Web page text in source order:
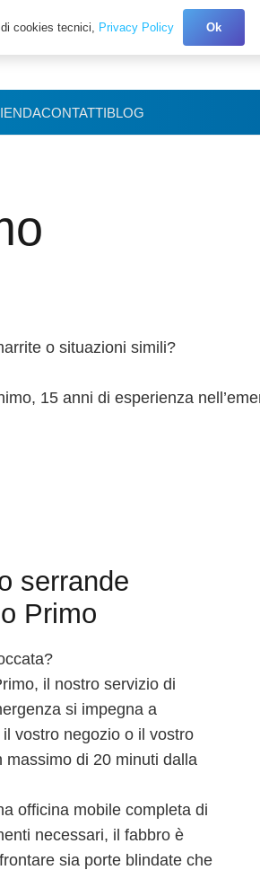
+39 327.3027150
CONTATTIBLOG
o situazioni simili?
15 anni di esperienza
serrande
Primo
il nostro servizio di
si impegna a
vostro negozio o il vostro
massimo di 20 minuti dalla
officina mobile completa di
necessari, il fabbro è
sia porte blindate che
cookies tecnici, Privacy Policy Ok